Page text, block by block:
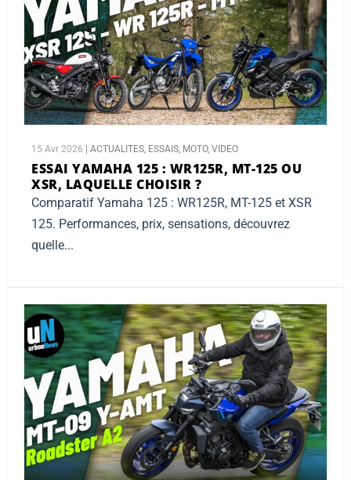
15 Avr 2026 | ACTUALITES, ESSAIS, MOTO, VIDEO
ESSAI YAMAHA 125 : WR125R, MT-125 OU
XSR, LAQUELLE CHOISIR ?
Comparatif Yamaha 125 : WR125R, MT-125 et XSR
125. Performances, prix, sensations, découvrez
quelle...